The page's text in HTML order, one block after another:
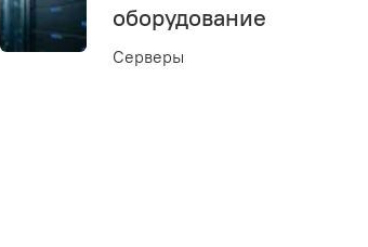
оборудование
Серверы